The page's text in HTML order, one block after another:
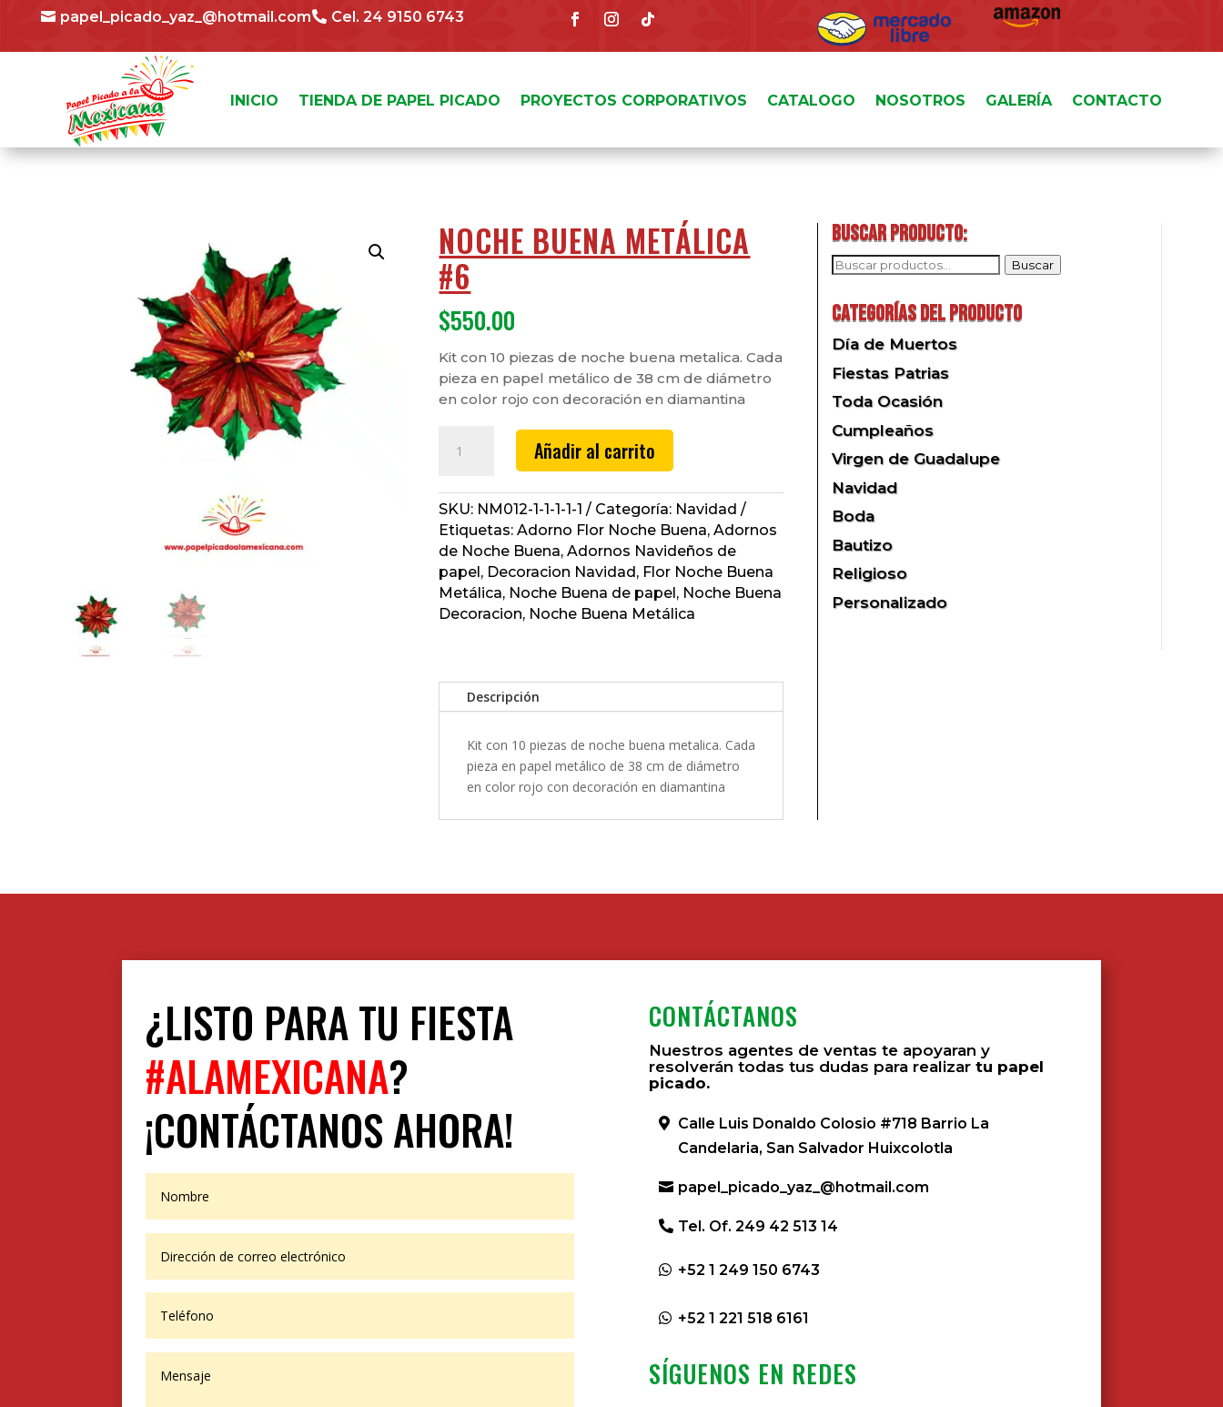
papel_picado_yaz_@hotmail.com Cel. 24 9150 6743
INICIO TIENDA DE PAPEL PICADO PROYECTOS CORPORATIVOS CATALOGO NOSOTROS GALERÍA CONTACTO
NOCHE BUENA METÁLICA
#6
$550.00
Kit con 10 piezas de noche buena metalica. Cada
pieza en papel metálico de 38 cm de diámetro
en color rojo con decoración en diamantina
Buena
#6
cantidad
Añadir al carrito
SKU: NM012-1-1-1-1-1 Categoría: Navidad
Etiquetas:Adorno Flor Noche Buena,Adornos
de Noche Buena,Adornos Navideños de
papel, Decoracion Navidad, Flor Noche Buena
Metálica, Noche Buena de papel, Noche Buena
Decoracion, Noche Buena Metálica
Descripción
Kit con 10 piezas de noche buena metalica. Cada
pieza en papel metálico de 38 cm de diámetro
en color rojo con decoración en diamantina
Buscar producto:
Buscar
Buscar
Categorías del producto
Día de Muertos
Fiestas Patrias
Toda Ocasión
Cumpleaños
Virgen de Guadalupe
Navidad
Boda
Bautizo
Religioso
Personalizado
¿LISTO PARA TU FIESTA
#ALAMEXICANA?
¡CONTÁCTANOS AHORA!
CONTÁCTANOS
Nuestros agentes de ventas te apoyaran y
resolverán todas tus dudas para realizar tu papel
picado.
Calle Luis Donaldo Colosio #718 Barrio La
Candelaria, San Salvador Huixcolotla
papel_picado_yaz_@hotmail.com
Tel. Of. 249 42 513 14
+52 1 249 150 6743
+52 1 221 518 6161
SÍGUENOS EN REDES